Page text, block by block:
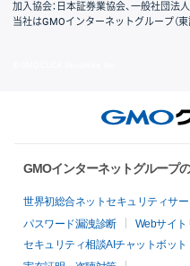
加入協会：日本証券業協会、一般社団法
当社はGMOインターネットグループ（
GMOインターネットグループ
世界初総合ネットセキュリティサー
パスワード漏洩診断
Webサイ
セキュリティ相談AIチャットボット